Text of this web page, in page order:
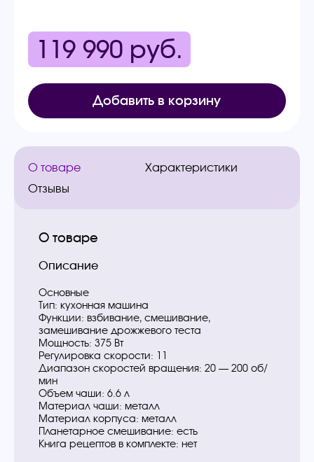
119 990 руб.
Добавить в корзину
О товаре
Характеристики
Отзывы
О товаре
Описание
Основные
Тип: кухонная машина
Функции: взбивание, смешивание,
замешивание дрожжевого теста
Мощность: 375 Вт
Регулировка скорости: 11
Диапазон скоростей вращения: 20 — 200 об/
мин
Объем чаши: 6.6 л
Материал чаши: металл
Материал корпуса: металл
Планетарное смешивание: есть
Книга рецептов в комплекте: нет